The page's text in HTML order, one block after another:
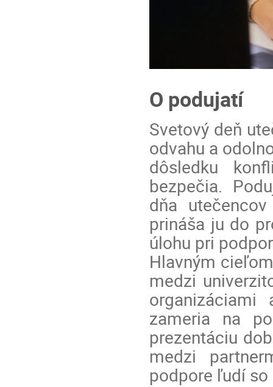
O podujatí
Svetový deň
odvahu a
dôsledku
bezpečia.
dňa
prináša ju do
úlohu pri
Hlavným
medzi
organizáciami
zameria na
prezentáciu
medzi
podpore ľudí